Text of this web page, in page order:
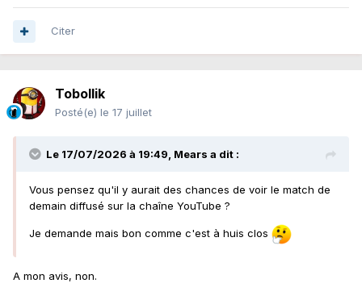
Citer
Tobollik
Posté(e) le 17 juillet
Le 17/07/2026 à 19:49, Mears a dit :
Vous pensez qu'il y aurait des chances de voir le match de
demain diffusé sur la chaîne YouTube ?
Je demande mais bon comme c'est à huis clos
A mon avis, non.